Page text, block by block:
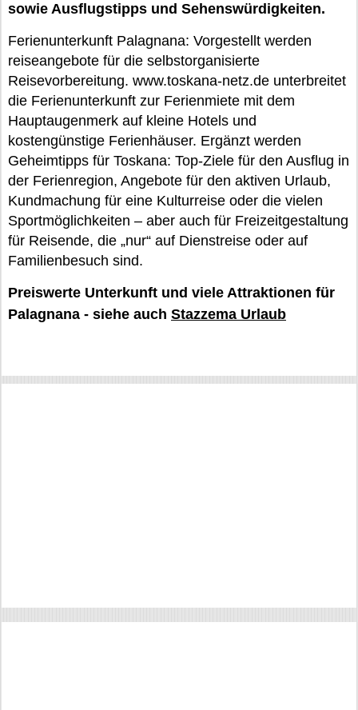
sowie Ausflugstipps und Sehenswürdigkeiten.
Ferienunterkunft Palagnana: Vorgestellt werden
reiseangebote für die selbstorganisierte
Reisevorbereitung. www.toskana-netz.de unterbreitet
die Ferienunterkunft zur Ferienmiete mit dem
Hauptaugenmerk auf kleine Hotels und
kostengünstige Ferienhäuser. Ergänzt werden
Geheimtipps für Toskana: Top-Ziele für den Ausflug in
der Ferienregion, Angebote für den aktiven Urlaub,
Kundmachung für eine Kulturreise oder die vielen
Sportmöglichkeiten – aber auch für Freizeitgestaltung
für Reisende, die „nur“ auf Dienstreise oder auf
Familienbesuch sind.
Preiswerte Unterkunft und viele Attraktionen für
Palagnana - siehe auch Stazzema Urlaub